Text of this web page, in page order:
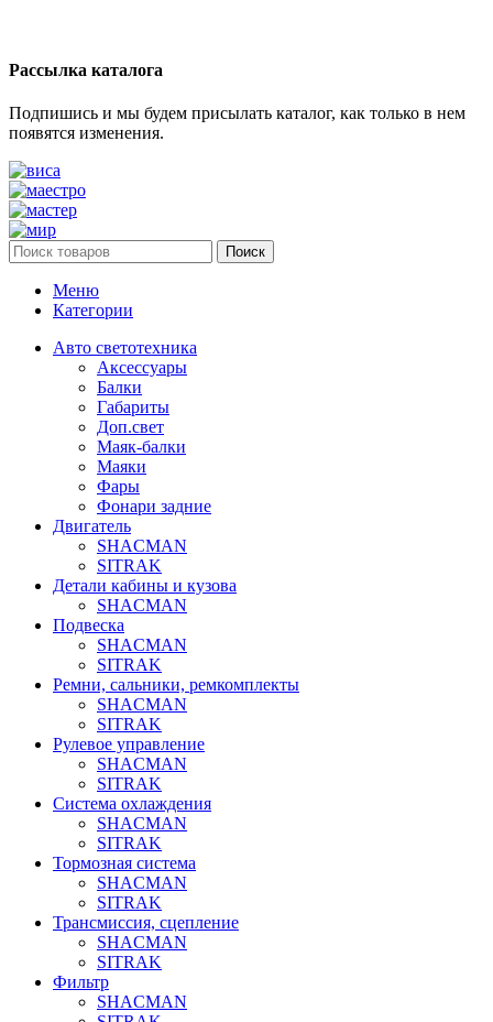
Рассылка каталога
Подпишись и мы будем присылать каталог, как только в нем
появятся изменения.
Поиск
Меню
Категории
Авто светотехника
Аксессуары
Балки
Габариты
Доп.свет
Маяк-балки
Маяки
Фары
Фонари задние
Двигатель
SHACMAN
SITRAK
Детали кабины и кузова
SHACMAN
Подвеска
SHACMAN
SITRAK
Ремни, сальники, ремкомплекты
SHACMAN
SITRAK
Рулевое управление
SHACMAN
SITRAK
Система охлаждения
SHACMAN
SITRAK
Тормозная система
SHACMAN
SITRAK
Трансмиссия, сцепление
SHACMAN
SITRAK
Фильтр
SHACMAN